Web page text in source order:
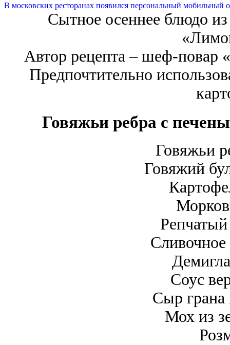
В московских ресторанах появился персональный мобильный
Сытное осеннее блюдо
Автор рецепта – шеф-
Предпочтительно
Говяжьи ребра с
Говяжьи
Говяжий
Сливочное
Соус
Сыр грана
Мох из